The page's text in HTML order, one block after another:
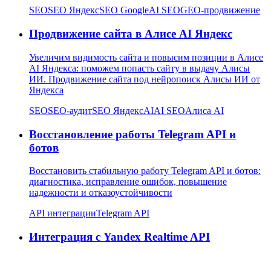
SEOSEO ЯндексSEO GoogleAI SEOGEO-продвижение
Продвижение сайта в Алисе AI Яндекс
Увеличим видимость сайта и повысим позиции в Алисе
AI Яндекса: поможем попасть сайту в выдачу Алисы
ИИ. Продвижение сайта под нейропоиск Алисы ИИ от
Яндекса
SEOSEO-аудитSEO ЯндексAIAI SEOАлиса AI
Восстановление работы Telegram API и
ботов
Восстановить стабильную работу Telegram API и ботов:
диагностика, исправление ошибок, повышение
надежности и отказоустойчивости
API интеграцииTelegram API
Интеграция с Yandex Realtime API